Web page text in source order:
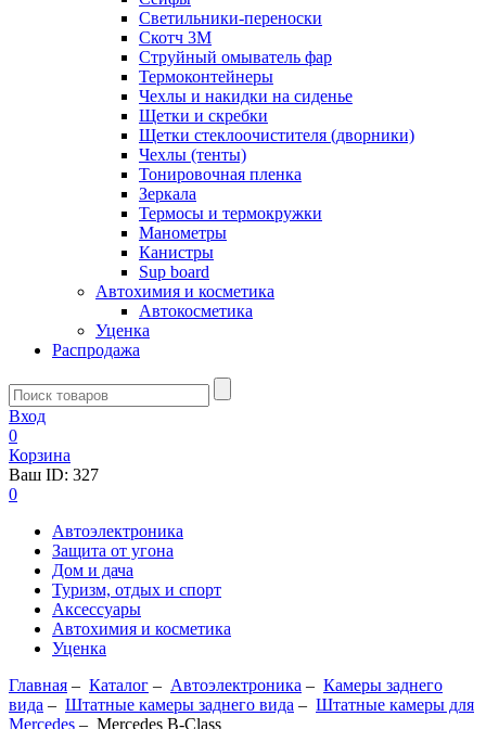
Светильники-переноски
Скотч 3М
Струйный омыватель фар
Термоконтейнеры
Чехлы и накидки на сиденье
Щетки и скребки
Щетки стеклоочистителя (дворники)
Чехлы (тенты)
Тонировочная пленка
Зеркалa
Термосы и термокружки
Манометры
Канистры
Sup board
Автохимия и косметика
Автокосметика
Уценка
Распродажа
Вход
0
Корзина
Ваш ID: 327
0
Автоэлектроника
Защита от угона
Дом и дача
Туризм, отдых и спорт
Аксессуары
Автохимия и косметика
Уценка
Главная – Каталог – Автоэлектроника – Камеры заднего
вида – Штатные камеры заднего вида – Штатные камеры для
Mercedes – Mercedes B-Class